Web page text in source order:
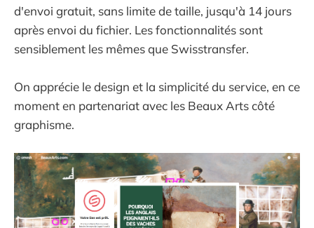
d'envoi gratuit, sans limite de taille, jusqu'à 14 jours
après envoi du fichier. Les fonctionnalités sont
sensiblement les mêmes que Swisstransfer.
On apprécie le design et la simplicité du service, en ce
moment en partenariat avec les Beaux Arts côté
graphisme.